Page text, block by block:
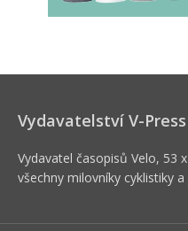
Vydavatelství V-Press
Vydavatel časopisů Velo, 53
všechny milovníky cyklistiky a